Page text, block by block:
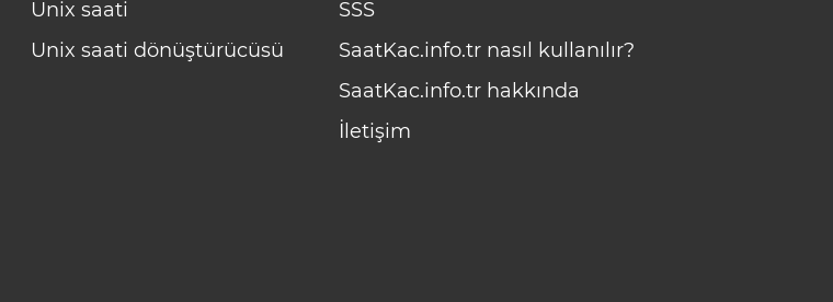
Unix saati
Unix saati dönüştürücüsü
SSS
SaatKac.info.tr nasıl kullanılır?
SaatKac.info.tr hakkında
İletişim